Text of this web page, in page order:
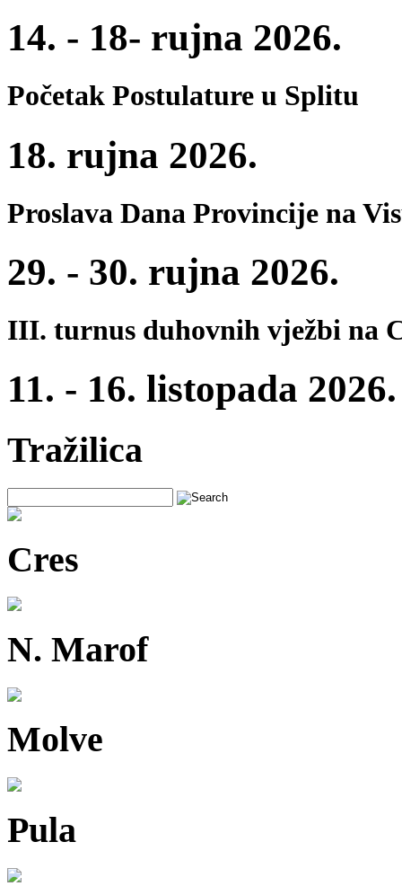
14. - 18- rujna 2026.
Početak Postulature u Splitu
18. rujna 2026.
Proslava Dana Provincije na
29. - 30. rujna 2026.
III. turnus duhovnih vježbi na
11. - 16. listopada 2026.
Tražilica
Cres
N. Marof
Molve
Pula